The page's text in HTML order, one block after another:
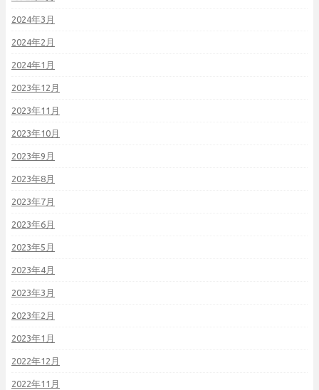
2024年3月
2024年2月
2024年1月
2023年12月
2023年11月
2023年10月
2023年9月
2023年8月
2023年7月
2023年6月
2023年5月
2023年4月
2023年3月
2023年2月
2023年1月
2022年12月
2022年11月